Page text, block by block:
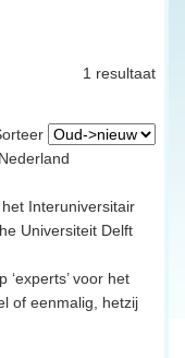
1 resultaat
Interuniversitair
Universiteit Delft
voor het
of eenmalig, hetzij